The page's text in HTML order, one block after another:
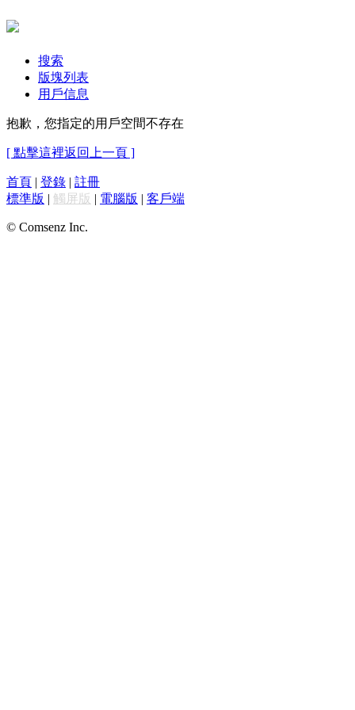
搜索
版塊列表
用戶信息
抱歉，您指定的用戶空間不存在
[ 點擊這裡返回上一頁 ]
首頁 | 登錄 | 註冊
標準版 | 觸屏版 | 電腦版 | 客戶端
© Comsenz Inc.